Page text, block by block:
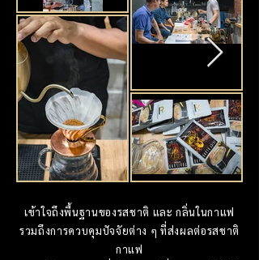
เข้าใจถึงพื้นฐานของรสชาติ และ กลิ่นในกาแฟ
รวมถึงการควบคุมปัจจัยต่าง ๆ ที่ส่งผลต่อรสชาติ
กาแฟ